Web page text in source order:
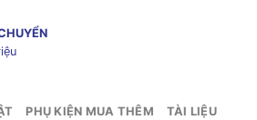
PHỤ KIỆN MUA THÊM TÀI LIỆU